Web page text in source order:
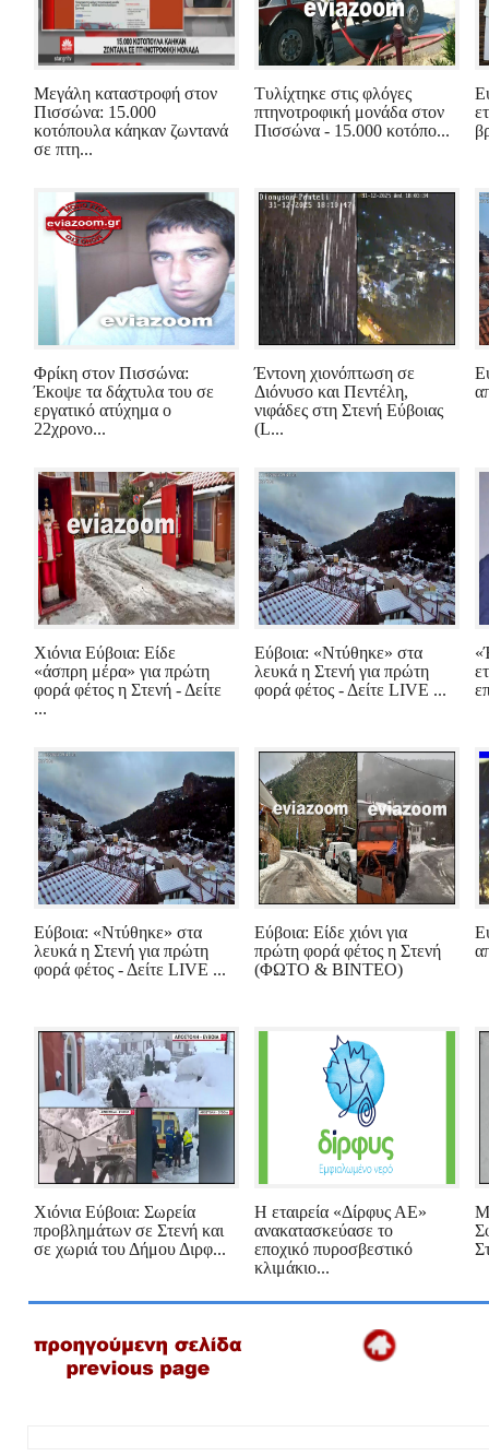
Μεγάλη καταστροφή στον
Πισσώνα: 15.000
κοτόπουλα κάηκαν ζωντανά
σε πτη...
Τυλίχτηκε στις φλόγες
πτηνοτροφική μονάδα στον
Πισσώνα - 15.000 κοτόπο...
Φρίκη στον Πισσώνα:
Έκοψε τα δάχτυλα του σε
εργατικό ατύχημα ο
22χρονο...
Έντονη χιονόπτωση σε
Διόνυσο και Πεντέλη,
νιφάδες στη Στενή Εύβοιας
(L...
Χιόνια Εύβοια: Είδε
«άσπρη μέρα» για πρώτη
φορά φέτος η Στενή - Δείτε
...
Εύβοια: «Ντύθηκε» στα
λευκά η Στενή για πρώτη
φορά φέτος - Δείτε LIVE ...
Εύβοια: «Ντύθηκε» στα
λευκά η Στενή για πρώτη
φορά φέτος - Δείτε LIVE ...
Εύβοια: Είδε χιόνι για
πρώτη φορά φέτος η Στενή
(ΦΩΤΟ & ΒΙΝΤΕΟ)
Χιόνια Εύβοια: Σωρεία
προβλημάτων σε Στενή και
σε χωριά του Δήμου Διρφ...
H εταιρεία «Δίρφυς ΑΕ»
ανακατασκεύασε το
εποχικό πυροσβεστικό
κλιμάκιο...